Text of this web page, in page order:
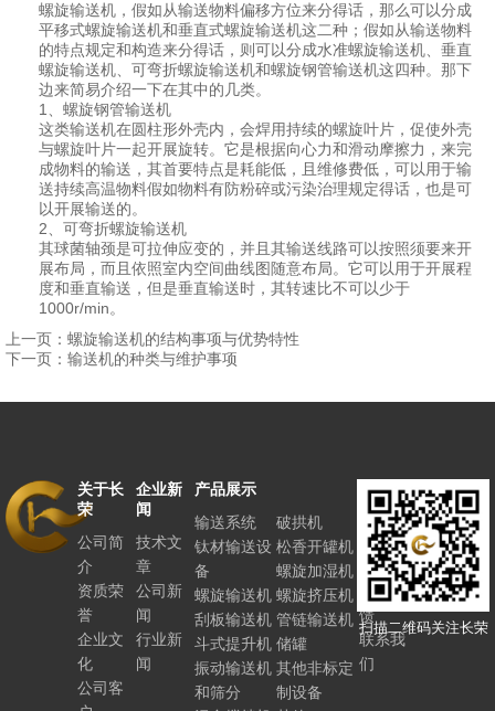
螺旋输送机，假如从输送物料偏移方位来分得话，那么可以分成
平移式螺旋输送机和垂直式螺旋输送机这二种；假如从输送物料
的特点规定和构造来分得话，则可以分成水准螺旋输送机、垂直
螺旋输送机、可弯折螺旋输送机和螺旋钢管输送机这四种。那下
边来简易介绍一下在其中的几类。
1、螺旋钢管输送机
这类输送机在圆柱形外壳内，会焊用持续的螺旋叶片，促使外壳
与螺旋叶片一起开展旋转。它是根据向心力和滑动摩擦力，来完
成物料的输送，其首要特点是耗能低，且维修费低，可以用于输
送持续高温物料假如物料有防粉碎或污染治理规定得话，也是可
以开展输送的。
2、可弯折螺旋输送机
其球菌轴颈是可拉伸应变的，并且其输送线路可以按照须要来开
展布局，而且依照室内空间曲线图随意布局。它可以用于开展程
度和垂直输送，但是垂直输送时，其转速比不可以少于
1000r/min。
上一页：螺旋输送机的结构事项与优势特性
下一页：输送机的种类与维护事项
关于长
荣
公司简
介
资质荣
誉
企业文
化
公司客
企业新
闻
技术文
章
公司新
闻
行业新
闻
产品展示
输送系统
钛材输送设
备
螺旋输送机
刮板输送机
斗式提升机
振动输送机
和筛分
破拱机
松香开罐机
螺旋加湿机
螺旋挤压机
管链输送机
储罐
其他非标定
制设备
联系长
荣
人力资
源
客户反
馈
联系我
们
扫描二维码关注长荣